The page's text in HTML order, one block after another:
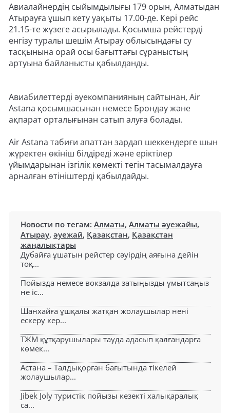
Авиалайнердің сыйымдылығы 179 орын, Алматыдан
Атырауға ұшып кету уақыты 17.00-де. Кері рейс
21.15-те жүзеге асырылады. Қосымша рейстерді
енгізу туралы шешім Атырау облысындағы су
тасқынына орай осы бағыттағы сұраныстың
артуына байланысты қабылданды.
Авиабилеттерді әуекомпанияның сайтынан, Air
Astana қосымшасынан немесе Брондау және
ақпарат орталығынан сатып алуға болады.
Air Astana табиғи апаттан зардап шеккендерге шын
жүректен өкініш білдіреді және еріктілер
ұйымдарынан ізгілік көмекті тегін тасымалдауға
арналған өтініштерді қабылдайды.
Новости по тегам: Алматы, Алматы әуежайы,
Атырау, әуежай, Қазақстан, Қазақстан
жаңалықтары
Дубайға ұшатын рейстер сәуірдің аяғына дейін
тоқ...
Пойызда немесе вокзалда затыңызды ұмытсаңыз
не іс...
Шанхайға ұшқалы жатқан жолаушылар нені
ескеру кер...
ТЖМ құтқарушылары тауда адасып қалғандарға
көмек...
Астана – Талдықорған бағытында тікелей
жолаушылар...
Jibek Joly туристік пойызы кезекті халықаралық
са...